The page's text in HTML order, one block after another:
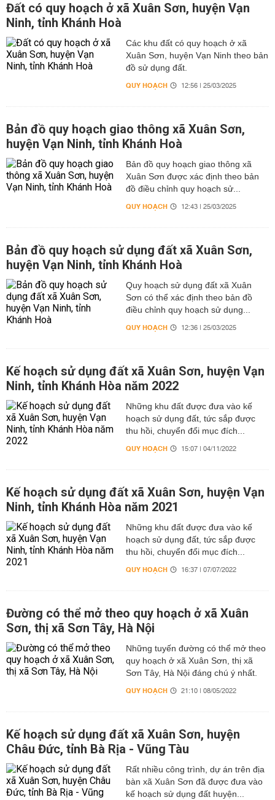
Đất có quy hoạch ở xã Xuân Sơn, huyện Vạn
Ninh, tỉnh Khánh Hoà
Các khu đất có quy hoạch ở xã
Xuân Sơn, huyện Vạn Ninh theo bản
đồ sử dụng đất.
QUY HOẠCH 12:56 | 25/03/2025
Bản đồ quy hoạch giao thông xã Xuân Sơn,
huyện Vạn Ninh, tỉnh Khánh Hoà
Bản đồ quy hoạch giao thông xã
Xuân Sơn được xác định theo bản
đồ điều chỉnh quy hoạch sử...
QUY HOẠCH 12:43 | 25/03/2025
Bản đồ quy hoạch sử dụng đất xã Xuân Sơn,
huyện Vạn Ninh, tỉnh Khánh Hoà
Quy hoạch sử dụng đất xã Xuân
Sơn có thể xác định theo bản đồ
điều chỉnh quy hoạch sử dụng...
QUY HOẠCH 12:36 | 25/03/2025
Kế hoạch sử dụng đất xã Xuân Sơn, huyện Vạn
Ninh, tỉnh Khánh Hòa năm 2022
Những khu đất được đưa vào kế
hoạch sử dụng đất, tức sắp được
thu hồi, chuyển đổi mục đích...
QUY HOẠCH 15:07 | 04/11/2022
Kế hoạch sử dụng đất xã Xuân Sơn, huyện Vạn
Ninh, tỉnh Khánh Hòa năm 2021
Những khu đất được đưa vào kế
hoạch sử dụng đất, tức sắp được
thu hồi, chuyển đổi mục đích...
QUY HOẠCH 16:37 | 07/07/2022
Đường có thể mở theo quy hoạch ở xã Xuân
Sơn, thị xã Sơn Tây, Hà Nội
Những tuyến đường có thể mở theo
quy hoạch ở xã Xuân Sơn, thị xã
Sơn Tây, Hà Nội đáng chú ý nhất.
QUY HOẠCH 21:10 | 08/05/2022
Kế hoạch sử dụng đất xã Xuân Sơn, huyện
Châu Đức, tỉnh Bà Rịa - Vũng Tàu
Rất nhiều công trình, dự án trên địa
bàn xã Xuân Sơn đã được đưa vào
kế hoạch sử dụng đất huyện...